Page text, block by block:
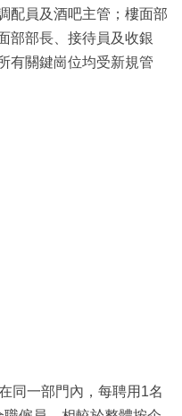
配員及酒吧主管；樓面部
部部長、接待員及收銀
有關鍵崗位均受新規管
同一部門內，每聘用1名